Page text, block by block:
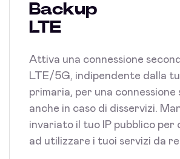
Backup
LTE
Attiva una connessione
LTE/5G, indipendente dalla
primaria, per una connessione
anche in caso di disservizi.
invariato il tuo IP pubblico per
ad utilizzare i tuoi servizi da